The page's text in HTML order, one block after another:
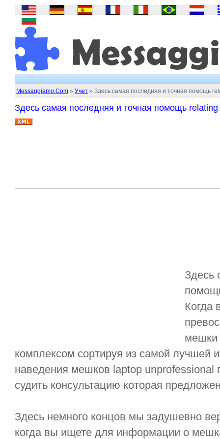
Messaggiamo.Com » Учет » Здесь самая последняя и точная помощь
Здесь самая последняя и точная помощь
Здесь
Когда
мешки
комплексом сортируя из самой лучшей
наведения мешков laptop unprofessional
судить консультацию которая
Здесь немного концов мы задушевно
когда вы ищете для информации о